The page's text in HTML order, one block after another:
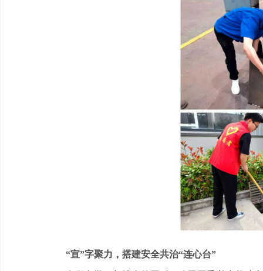
“宣”字聚力，搭建安全共治“连心台”